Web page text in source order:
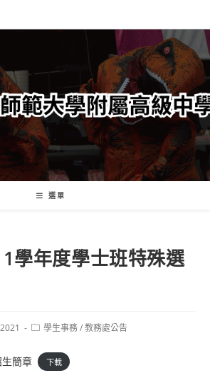
選單
學年度學士班特殊選
Post學生事務/教務處公告
簡章 下載